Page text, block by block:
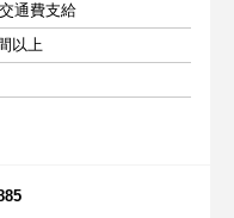
通費支給
以上